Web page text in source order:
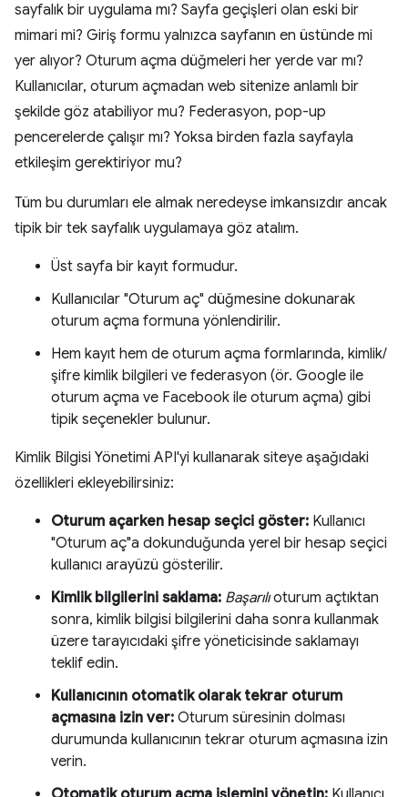
sayfalık bir uygulama mı? Sayfa geçişleri olan eski bir
mimari mi? Giriş formu yalnızca sayfanın en üstünde mi
yer alıyor? Oturum açma düğmeleri her yerde var mı?
Kullanıcılar, oturum açmadan web sitenize anlamlı bir
şekilde göz atabiliyor mu? Federasyon, pop-up
pencerelerde çalışır mı? Yoksa birden fazla sayfayla
etkileşim gerektiriyor mu?
Tüm bu durumları ele almak neredeyse imkansızdır ancak
tipik bir tek sayfalık uygulamaya göz atalım.
Üst sayfa bir kayıt formudur.
Kullanıcılar "Oturum aç" düğmesine dokunarak
oturum açma formuna yönlendirilir.
Hem kayıt hem de oturum açma formlarında, kimlik/
şifre kimlik bilgileri ve federasyon (ör. Google ile
oturum açma ve Facebook ile oturum açma) gibi
tipik seçenekler bulunur.
Kimlik Bilgisi Yönetimi API'yi kullanarak siteye aşağıdaki
özellikleri ekleyebilirsiniz:
Oturum açarken hesap seçici göster: Kullanıcı
"Oturum aç"a dokunduğunda yerel bir hesap seçici
kullanıcı arayüzü gösterilir.
Kimlik bilgilerini saklama: Başarılıoturum açtıktan
sonra, kimlik bilgisi bilgilerini daha sonra kullanmak
üzere tarayıcıdaki şifre yöneticisinde saklamayı
teklif edin.
Kullanıcının otomatik olarak tekrar oturum
açmasına izin ver: Oturum süresinin dolması
durumunda kullanıcının tekrar oturum açmasına izin
verin.